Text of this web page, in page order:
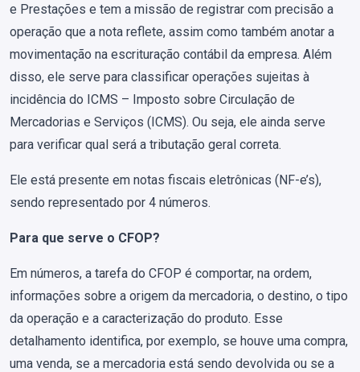
e Prestações e tem a missão de registrar com precisão a
operação que a nota reflete, assim como também anotar a
movimentação na escrituração contábil da empresa. Além
disso, ele serve para classificar operações sujeitas à
incidência do ICMS – Imposto sobre Circulação de
Mercadorias e Serviços (ICMS). Ou seja, ele ainda serve
para verificar qual será a tributação geral correta.
Ele está presente em notas fiscais eletrônicas (NF-e’s),
sendo representado por 4 números.
Para que serve o CFOP?
Em números, a tarefa do CFOP é comportar, na ordem,
informações sobre a origem da mercadoria, o destino, o tipo
da operação e a caracterização do produto. Esse
detalhamento identifica, por exemplo, se houve uma compra,
uma venda, se a mercadoria está sendo devolvida ou se a